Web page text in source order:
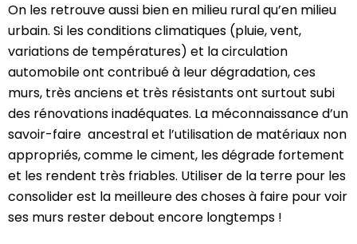
On les retrouve aussi bien en milieu rural qu’en milieu
urbain. Si les conditions climatiques (pluie, vent,
variations de températures) et la circulation
automobile ont contribué à leur dégradation, ces
murs, très anciens et très résistants ont surtout subi
des rénovations inadéquates. La méconnaissance d’un
savoir-faire ancestral et l’utilisation de matériaux non
appropriés, comme le ciment, les dégrade fortement
et les rendent très friables. Utiliser de la terre pour les
consolider est la meilleure des choses à faire pour voir
ses murs rester debout encore longtemps !